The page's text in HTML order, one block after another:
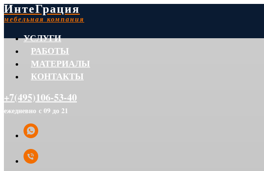
ИнтеГрация
мебельная компания
УСЛУГИ
РАБОТЫ
МАТЕРИАЛЫ
КОНТАКТЫ
+7(495)106-53-40
ежедневно с 09 до 21